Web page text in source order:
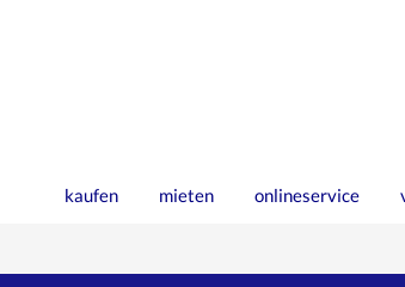
kaufen mieten onlineservice